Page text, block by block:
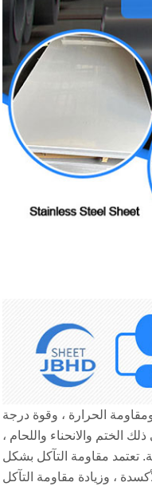
ومقاومة الحرارة ، وقوة درجة
، بما في ذلك الختم والانحناء واللحام ،
نطاق درجة حرارة الاستخدام -196 درجة مئوية إلى 800 درجة مئوية. تعتمد مقاومة التآكل بشكل
، وزيادة مقاومة التآكل